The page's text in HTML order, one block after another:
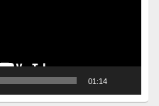
01:14